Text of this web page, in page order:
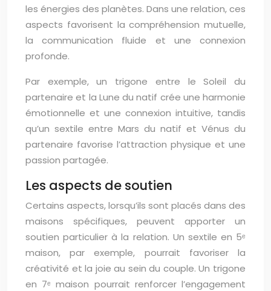
les énergies des planètes. Dans une relation, ces
aspects favorisent la compréhension mutuelle,
la communication fluide et une connexion
profonde.
Par exemple, un trigone entre le Soleil du
partenaire et la Lune du natif crée une harmonie
émotionnelle et une connexion intuitive, tandis
qu’un sextile entre Mars du natif et Vénus du
partenaire favorise l’attraction physique et une
passion partagée.
Les aspects de soutien
Certains aspects, lorsqu’ils sont placés dans des
maisons spécifiques, peuvent apporter un
soutien particulier à la relation. Un sextile en 5ᵉ
maison, par exemple, pourrait favoriser la
créativité et la joie au sein du couple. Un trigone
en 7ᵉ maison pourrait renforcer l’engagement